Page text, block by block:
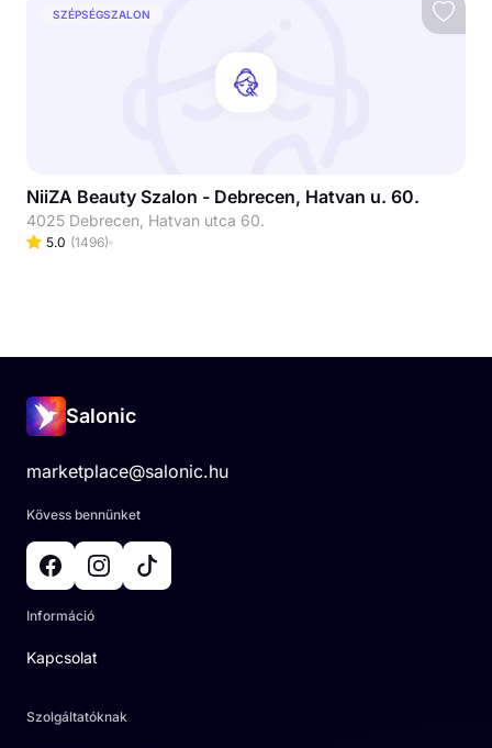
SZÉPSÉGSZALON
NiiZA Beauty Szalon - Debrecen, Hatvan u. 60.
4025 Debrecen, Hatvan utca 60.
5.0 (1496)
Salonic
marketplace@salonic.hu
Kövess bennünket
Információ
Kapcsolat
Szolgáltatóknak